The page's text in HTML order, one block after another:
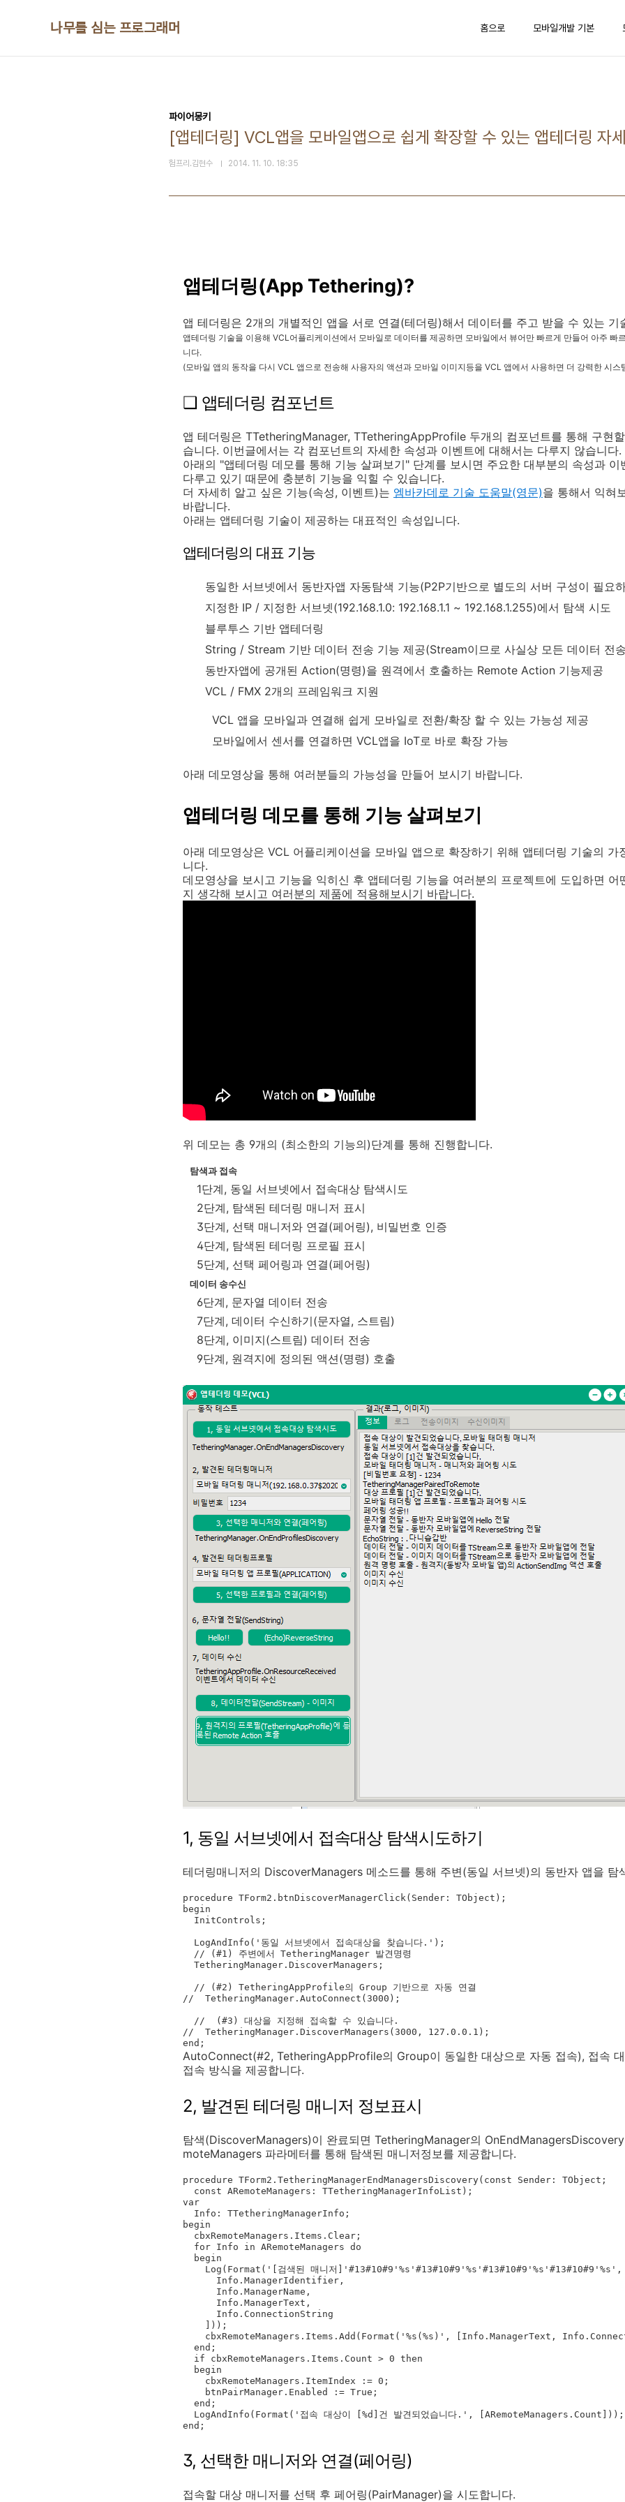
나무를 심는 프로그래머 홈으로 모바일개발 기본
파이어몽키
[앱테더링] VCL앱을 모바일앱으로 쉽게 확장할 수 있는 앱테더링 자
험프리.김현수 2014. 11. 10. 18:35
앱테더링(App Tethering)?
앱 테더링은 2개의 개별적인 앱을 서로 연결(테더링)해서 데이터를 주고 받을 수 있는 기
앱테더링 기술을 이용해 VCL어플리케이션에서 모바일로 데이터를 제공하면 모바일에서 뷰어만 빠르게 만들어 아주 빠
니다.
(모바일 앱의 동작을 다시 VCL 앱으로 전송해 사용자의 액션과 모바일 이미지등을 VCL 앱에서 사용하면 더 강력한 시스
❑ 앱테더링 컴포넌트
앱 테더링은 TTetheringManager, TTetheringAppProfile 두개의 컴포넌트를 통해 구현
습니다. 이번글에서는 각 컴포넌트의 자세한 속성과 이벤트에 대해서는 다루지 않습니다.
아래의 "앱테더링 데모를 통해 기능 살펴보기" 단계를 보시면 주요한 대부분의 속성과 이
다루고 있기 때문에 충분히 기능을 익힐 수 있습니다.
더 자세히 알고 싶은 기능(속성, 이벤트)는 엠바카데로 기술 도움말(영문)을 통해서 익혀
바랍니다.
아래는 앱테더링 기술이 제공하는 대표적인 속성입니다.
앱테더링의 대표 기능
동일한 서브넷에서 동반자앱 자동탐색 기능(P2P기반으로 별도의 서버 구성이 필요
지정한 IP / 지정한 서브넷(192.168.1.0: 192.168.1.1 ~ 192.168.1.255)에서 탐색 시도
블루투스 기반 앱테더링
String / Stream 기반 데이터 전송 기능 제공(Stream이므로 사실상 모든 데이터 전
동반자앱에 공개된 Action(명령)을 원격에서 호출하는 Remote Action 기능제공
VCL / FMX 2개의 프레임워크 지원
VCL 앱을 모바일과 연결해 쉽게 모바일로 전환/확장 할 수 있는 가능성 제공
모바일에서 센서를 연결하면 VCL앱을 IoT로 바로 확장 가능
아래 데모영상을 통해 여러분들의 가능성을 만들어 보시기 바랍니다.
앱테더링 데모를 통해 기능 살펴보기
아래 데모영상은 VCL 어플리케이션을 모바일 앱으로 확장하기 위해 앱테더링 기술의 가
니다.
데모영상을 보시고 기능을 익히신 후 앱테더링 기능을 여러분의 프로젝트에 도입하면 어
지 생각해 보시고 여러분의 제품에 적용해보시기 바랍니다.
위 데모는 총 9개의 (최소한의 기능의)단계를 통해 진행합니다.
탐색과 접속
1단계, 동일 서브넷에서 접속대상 탐색시도
2단계, 탐색된 테더링 매니저 표시
3단계, 선택 매니저와 연결(페어링), 비밀번호 인증
4단계, 탐색된 테더링 프로필 표시
5단계, 선택 페어링과 연결(페어링)
데이터 송수신
6단계, 문자열 데이터 전송
7단계, 데이터 수신하기(문자열, 스트림)
8단계, 이미지(스트림) 데이터 전송
9단계, 원격지에 정의된 액션(명령) 호출
1, 동일 서브넷에서 접속대상 탐색시도하기
테더링매니저의 DiscoverManagers 메소드를 통해 주변(동일 서브넷)의 동반자 앱을 탐
procedure TForm2.btnDiscoverManagerClick(Sender: TObject);
begin
//  TetheringManager.AutoConnect(3000);
//  TetheringManager.DiscoverManagers(3000, 127.0.0.1);
end;
AutoConnect(#2, TetheringAppProfile의 Group이 동일한 대상으로 자동 접속), 접속
접속 방식을 제공합니다.
2, 발견된 테더링 매니저 정보표시
탐색(DiscoverManagers)이 완료되면 TetheringManager의
moteManagers 파라메터를 통해 탐색된 매니저정보를 제공합니다.
procedure TForm2.TetheringManagerEndManagersDiscovery(const Sender: TObject;
var
begin
end;
3, 선택한 매니저와 연결(페어링)
접속할 대상 매니저를 선택 후 페어링(PairManager)을 시도합니다.